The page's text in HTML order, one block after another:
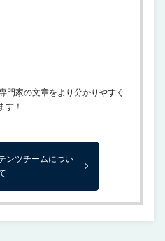
門家の文章をより分かりやすく
す！
ンツチームについ